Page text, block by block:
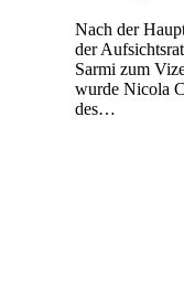
Nach der
der
Sarmi zum
wurde Nicola
des…